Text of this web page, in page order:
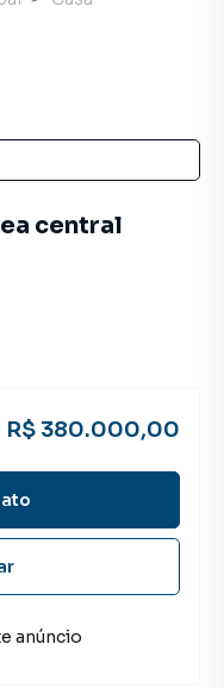
central
R$ 380.000,00
anúncio